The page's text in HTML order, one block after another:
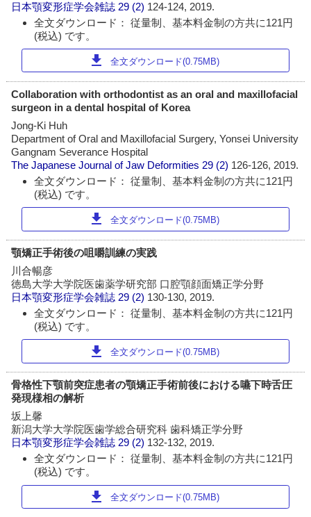
日本顎変形症学会雑誌 29 (2) 124-124, 2019.
全文ダウンロード： 従量制、基本料金制の方共に121円
(税込) です。
download 全文ダウンロード(0.75MB)
Collaboration with orthodontist as an oral and maxillofacial
surgeon in a dental hospital of Korea
Jong-Ki Huh
Department of Oral and Maxillofacial Surgery, Yonsei University
Gangnam Severance Hospital
The Japanese Journal of Jaw Deformities 29 (2) 126-126, 2019.
全文ダウンロード： 従量制、基本料金制の方共に121円
(税込) です。
download 全文ダウンロード(0.75MB)
顎矯正手術後の咀嚼訓練の実践
川合暢彦
徳島大学大学院医歯薬学研究部 口腔顎顔面矯正学分野
日本顎変形症学会雑誌 29 (2) 130-130, 2019.
全文ダウンロード： 従量制、基本料金制の方共に121円
(税込) です。
download 全文ダウンロード(0.75MB)
骨格性下顎前突症患者の顎矯正手術前後における嚥下時舌圧
発現様相の解析
坂上馨
新潟大学大学院医歯学総合研究科 歯科矯正学分野
日本顎変形症学会雑誌 29 (2) 132-132, 2019.
全文ダウンロード： 従量制、基本料金制の方共に121円
(税込) です。
download 全文ダウンロード(0.75MB)